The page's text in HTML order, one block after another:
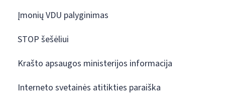
Įmonių VDU palyginimas
STOP šešėliui
Krašto apsaugos ministerijos informacija
Interneto svetainės atitikties paraiška